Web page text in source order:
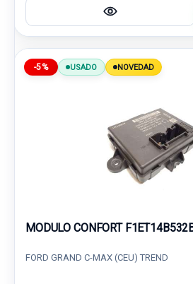
-5% USADO NOVEDAD
MODULO CONFORT
FORD GRAND C-MAX (CEU) TREND